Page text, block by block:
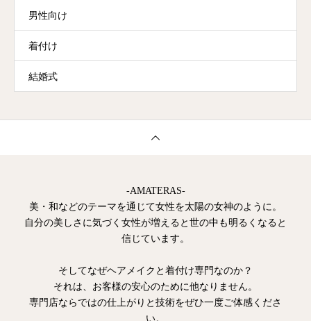
男性向け
着付け
結婚式
-AMATERAS-
美・和などのテーマを通じて女性を太陽の女神のように。
自分の美しさに気づく女性が増えると世の中も明るくなると
信じています。
そしてなぜヘアメイクと着付け専門なのか？
それは、お客様の安心のために他なりません。
専門店ならではの仕上がりと技術をぜひ一度ご体感くださ
い。